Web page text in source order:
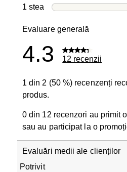
1 stea stele
Evaluare generală
4.3 12 recenzii
1 din 2 (50 %) recenzenți
produs.
0 din 12 recenzori au primit
sau au participat la o
Evaluări medii ale clienților
Potrivit